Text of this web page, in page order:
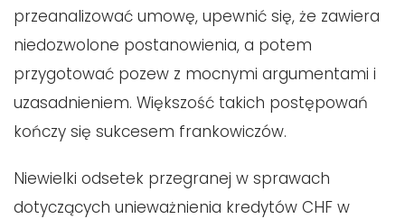
przeanalizować umowę, upewnić się, że zawiera
niedozwolone postanowienia, a potem
przygotować pozew z mocnymi argumentami i
uzasadnieniem. Większość takich postępowań
kończy się sukcesem frankowiczów.
Niewielki odsetek przegranej w sprawach
dotyczących unieważnienia kredytów CHF w